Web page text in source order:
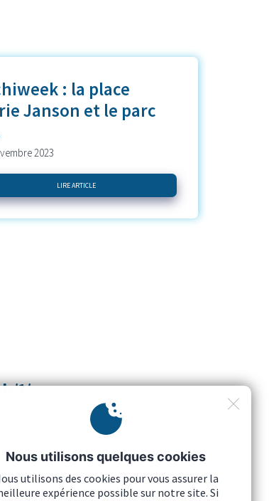
: la place
Janson et le parc
2023
LIRE ARTICLE
1/
Nous utilisons quelques cookies
utilisons des cookies pour vous assurer la
expérience possible sur notre site. Si